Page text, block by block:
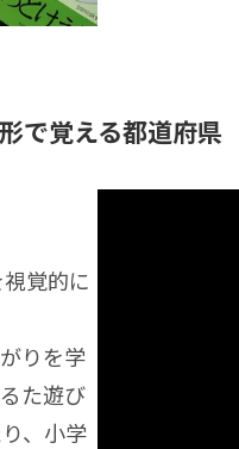
で覚える都道府県
覚的に
りを学
た遊び
、小学